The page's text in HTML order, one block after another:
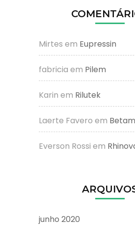
Mirtes em Eupressin
fabricia em Pilem
Karin em Rilutek
Laerte Favero em
Everson Rossi em
junho 2020